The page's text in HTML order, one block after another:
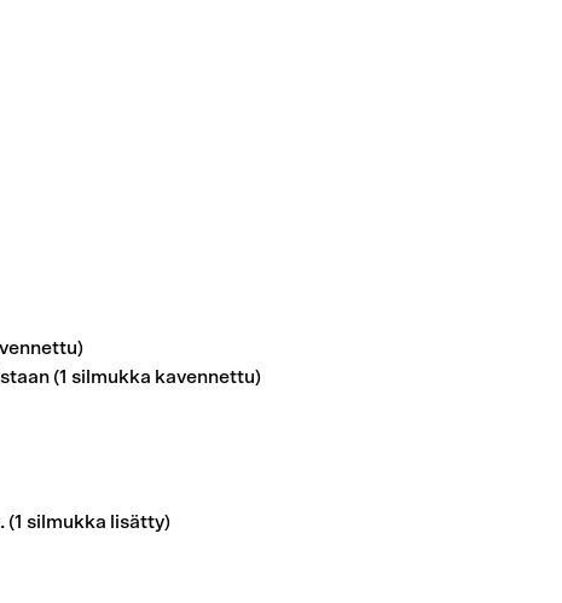
(1 silmukka kavennettu)
(1 silmukka lisätty)